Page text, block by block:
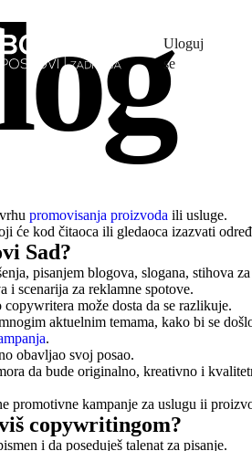
Uloguj
se
promovisanja proizvoda ili usluge.
će kod čitaoca ili gledaoca izazvati
Sad?
pisanjem blogova, slogana, stihova
scenarija za reklamne spotove.
može dosta da se razlikuje.
aktuelnim temama, kako bi se
.
obavljao svoj posao.
da bude originalno, kreativno i
promotivne kampanje za uslugu ii
copywritingom?
i da poseduješ talenat za pisanje.